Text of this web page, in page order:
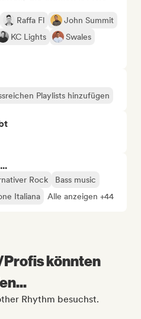
Raffa Fl
John Summit
KC Lights
Swales
Playlists hinzufügen
Rock
Bass music
Italiana Alle anzeigen +44
könnten
Rhythm besuchst.